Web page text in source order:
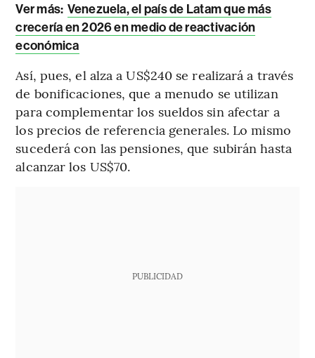
Ver más: Venezuela, el país de Latam que más
crecería en 2026 en medio de reactivación
económica
Así, pues, el alza a US$240 se realizará a través
de bonificaciones, que a menudo se utilizan
para complementar los sueldos sin afectar a
los precios de referencia generales. Lo mismo
sucederá con las pensiones, que subirán hasta
alcanzar los US$70.
PUBLICIDAD